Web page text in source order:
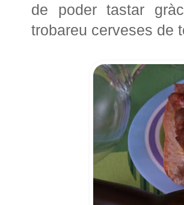
de poder tastar
trobareu cerveses de